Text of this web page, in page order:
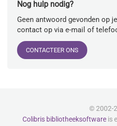
Nog hulp nodig?
Geen antwoord gevonden op
contact op via e-mail of
CONTACTEER ONS
© 2002-
Colibris bibliotheeksoftware is